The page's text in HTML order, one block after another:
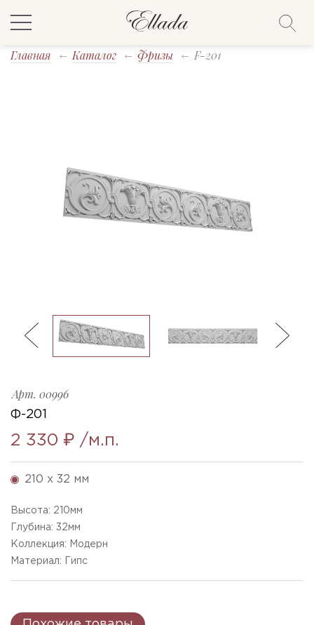
Главная Каталог Фризы F-201
Арт. 00996
Ф-201
2 330 ₽ /м.п.
210 x 32 мм
Высота: 210мм
Глубина: 32мм
Коллекция: Модерн
Материал: Гипс